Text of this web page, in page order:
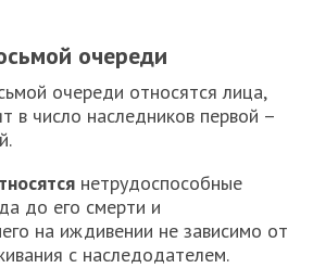
очереди
очереди относятся лица,
в число наследников первой –
нетрудоспособные
до его смерти и
на иждивении не зависимо от
с наследодателем.